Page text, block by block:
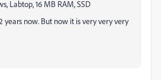
Labtop, 16 MB RAM, SSD
years now. But now it is very very very